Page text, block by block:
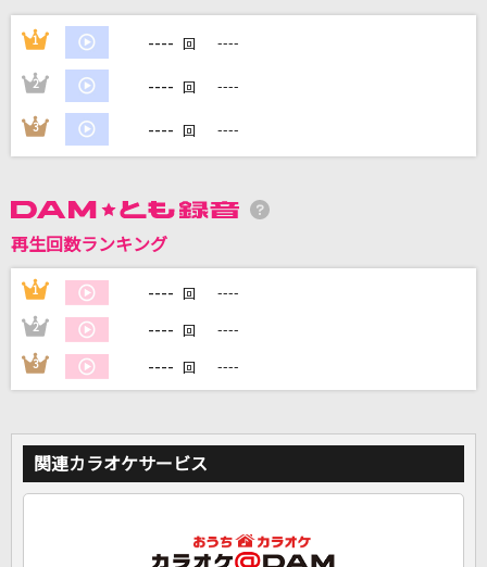
DAMの新曲・ランキングなど
DAMに会員登録・ログインして
1 ---- 回 ----
2 ---- 回 ----
3 ---- 回 ----
再生回数ランキング
1 ---- 回 ----
2 ---- 回 ----
3 ---- 回 ----
関連カラオケサービス